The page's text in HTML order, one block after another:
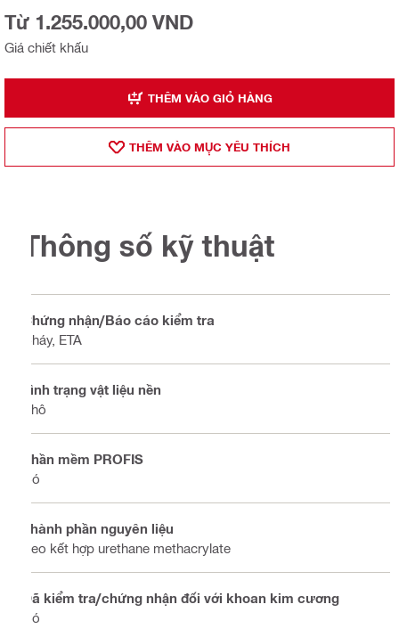
Giá chiết khấu
Từ 1.255.000,00 VND
THÊM VÀO GIỎ HÀNG
THÊM VÀO MỤ̣C YÊU THÍCH
Thông số kỹ thuật
Chứng nhận/Báo cáo kiểm tra
Cháy, ETA
Tình trạng vật liệu nền
Khô
Phần mềm PROFIS
Có
Thành phần nguyên liệu
Keo kết hợp urethane methacrylate
Đã kiểm tra/chứng nhận đối với khoan kim cương
Có